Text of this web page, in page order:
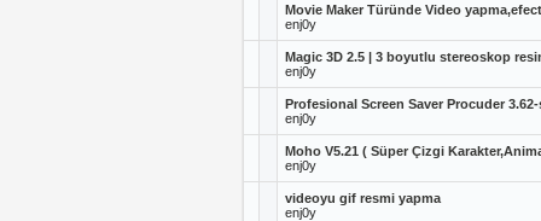
Movie Maker Türünde Video
enj0y
Magic 3D 2.5 | 3 boyutlu stereoskop
enj0y
Profesional Screen Saver Procuder
enj0y
Moho V5.21 ( Süper Çizgi
enj0y
videoyu gif resmi yapma
enj0y